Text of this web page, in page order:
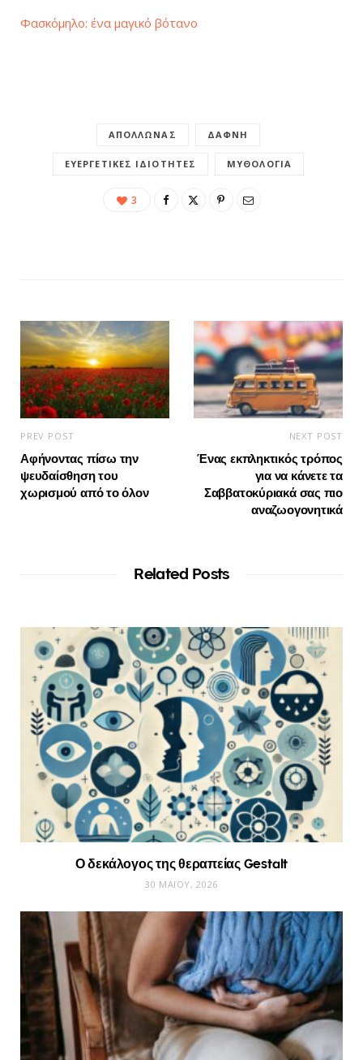
Φασκόμηλο: ένα μαγικό βότανο
ΑΠΌΛΛΩΝΑΣ ΔΆΦΝΗ
ΕΥΕΡΓΕΤΙΚΈΣ ΙΔΙΌΤΗΤΕΣ ΜΥΘΟΛΟΓΊΑ
3
PREV POST
Αφήνοντας πίσω την
ψευδαίσθηση του
χωρισμού από το όλον
NEXT POST
Ένας εκπληκτικός τρόπος
για να κάνετε τα
Σαββατοκύριακά σας πιο
αναζωογονητικά
Related Posts
Ο δεκάλογος της θεραπείας Gestalt
30 ΜΑΪ́ΟΥ, 2026